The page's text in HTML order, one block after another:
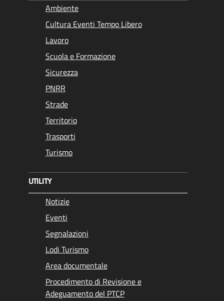
Ambiente
Cultura Eventi Tempo Libero
Lavoro
Scuola e Formazione
Sicurezza
PNRR
Strade
Territorio
Trasporti
Turismo
UTILITY
Notizie
Eventi
Segnalazioni
Lodi Turismo
Area documentale
Procedimento di Revisione e
Adeguamento del PTCP